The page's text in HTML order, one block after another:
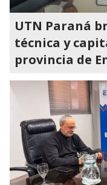
UTN Paraná
técnica y
provincia de